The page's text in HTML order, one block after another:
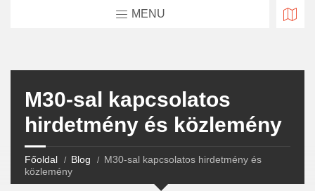
MENU
M30-sal kapcsolatos
hirdetmény és közlemény
Főoldal Blog
M30-sal kapcsolatos hirdetmény és
közlemény